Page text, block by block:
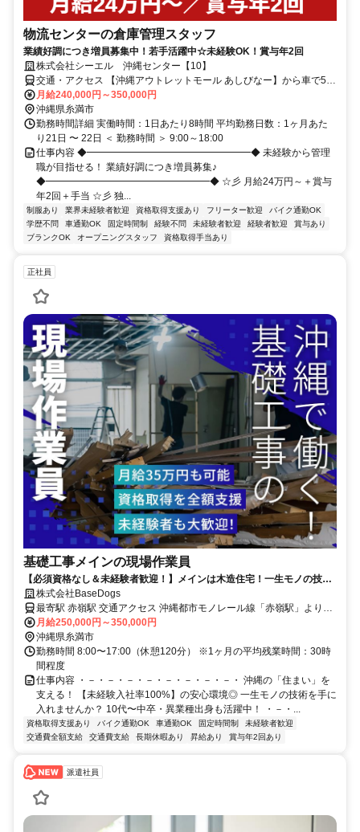
物流センターの倉庫管理スタッフ
業績好調につき増員募集中！若手活躍中☆未経験OK！賞与年2回
株式会社シーエル 沖縄センター【10】
交通・アクセス 【沖縄アウトレットモール あしびなー】から車で5分
／車通勤OK（無料駐車場あり）
月給240,000円～350,000円
沖縄県糸満市
勤務時間詳細 実働時間：1日あたり8時間 平均勤務日数：1ヶ月あた
り21日 〜 22日 ＜ 勤務時間 ＞ 9:00～18:00
仕事内容 ◆━━━━━━━━━━━━━━━━━◆ 未経験から管理
職が目指せる！ 業績好調につき増員募集♪
◆━━━━━━━━━━━━━━━━━◆ ☆彡 月給24万円～＋賞与
年2回＋手当 ☆彡 独...
制服あり 業界未経験者歓迎 資格取得支援あり フリーター歓迎
バイク通勤OK
学歴不問
車通勤OK 固定時間制 経験不問 未経験者歓迎 経験者歓迎
賞与あり
ブランクOK
オープニングスタッフ 資格取得手当あり
正社員
基礎工事メインの現場作業員
【必須資格なし＆未経験者歓迎！】メインは木造住宅！一生モノの技術
を伝授／賞与年2回＆昇給もあり！
株式会社BaseDogs
最寄駅 赤嶺駅 交通アクセス 沖縄都市モノレール線「赤嶺駅」より車
で17分 ※車・バイク通勤OK！
月給250,000円～350,000円
沖縄県糸満市
勤務時間 8:00〜17:00（休憩120分） ※1ヶ月の平均残業時間：30時
間程度
仕事内容 ・－・－・－・－・－・－・－・－・ 沖縄の「住まい」を
支える！ 【未経験入社率100%】の安心環境◎ 一生モノの技術を手に
入れませんか？ 10代〜中卒・異業種出身も活躍中！ ・－・...
資格取得支援あり バイク通勤OK 車通勤OK 固定時間制
未経験者歓迎
交通費全額支給
交通費支給 長期休暇あり 昇給あり 賞与年2回あり
派遣社員